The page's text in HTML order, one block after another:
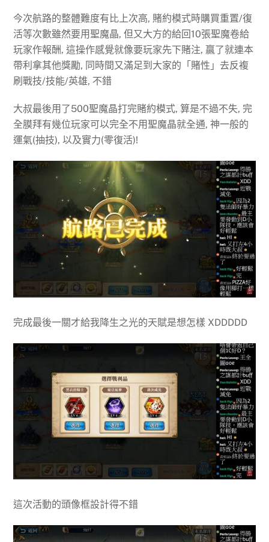
今次航路的整體難度有比上次高, 賭約模式時購買重置/復
活等次數雖然要用聖魔晶, 但又大方的給回10張聖魔卷給
玩家作報酬, 這操作感覺就像要玩家先下賭注, 贏了就連本
帶利拿其他獎勵, 同時間又滿足到大家的「賭性」去反複
刷戰技/技能/英雄, 不錯
大叔最後用了500聖魔晶打完賭約模式, 算是不過不失, 完
全膜拜有幾位玩家可以完全不用聖魔晶就全通, 神一般的
運氣(抽技), 以及實力(零復活)!
完成最後一關才給我降生之光的天賦是想怎樣 XDDDDD
這次活動的頭像框設計得不錯